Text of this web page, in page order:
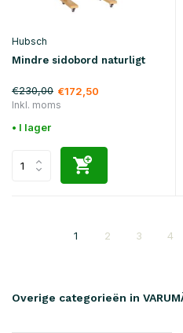
Hubsch
Mindre sidobord naturligt
€230,00 €172,50
Inkl. moms
• I lager
1 2 3 4
Overige categorieën in